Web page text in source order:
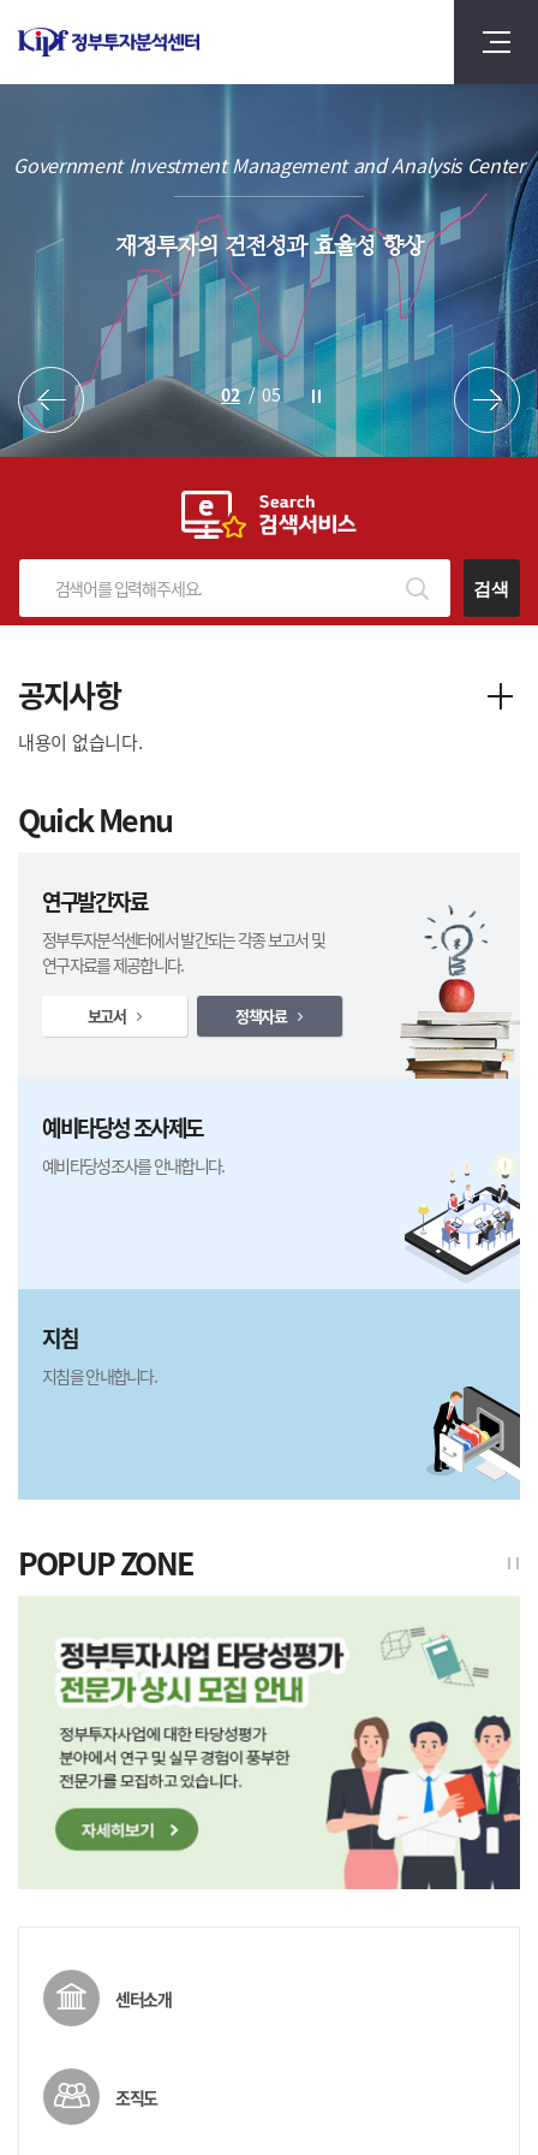
2 / 5
Government Investment Management and Analysis Center
재정투자의 건전성과 효율성 향상
검색
공지사항
내용이 없습니다.
Quick Menu
연구발간자료
정부투자분석센터에서 발간되는 각종 보고서 및
연구자료를 제공합니다.
보고서 정책자료
예비타당성 조사제도
예비타당성조사를 안내합니다.
지침
지침을 안내합니다.
POPUP ZONE
센터소개
조직도